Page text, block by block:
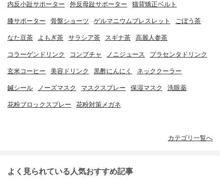
内反小趾サポーター 外反母趾サポーター 猫背矯正ベルト
膝サポーター 骨盤ショーツ ゲルマニウムブレスレット ごぼう茶
なた豆茶 よもぎ茶 サラシア茶 スギナ茶 高麗人参茶
コラーゲンドリンク コンブチャ ノニジュース プラセンタドリンク
玄米コーヒー 美容ドリンク 黒酢にんにく ネッククーラー
鍼シール ノーズマスク マスクスプレー 保湿マスク 洗眼薬
花粉ブロックスプレー 花粉対策メガネ
カテゴリ一覧へ
よく見られている人気おすすめ記事